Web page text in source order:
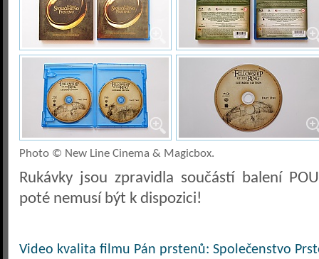
Photo © New Line Cinema & Magicbox.
Rukávky jsou zpravidla součástí balení
poté nemusí být k dispozici!
Video kvalita filmu Pán prstenů: Společenstvo